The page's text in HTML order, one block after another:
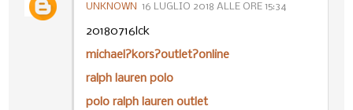
UNKNOWN 16 LUGLIO 2018 ALLE ORE 15:34
20180716lck
michael?kors?outlet?online
ralph lauren polo
polo ralph lauren outlet